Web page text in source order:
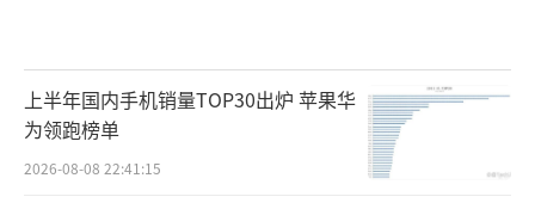
上半年国内手机销量TOP30出炉 苹果华
为领跑榜单
2026-08-08 22:41:15